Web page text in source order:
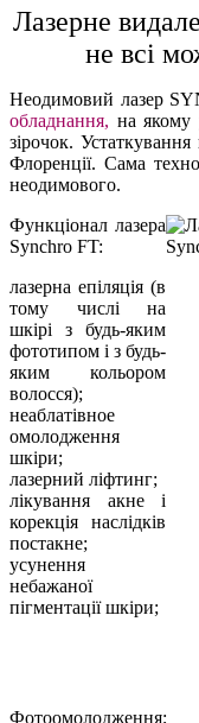
Лазерне
не всі
Неодимовий лазер
обладнання, на якому
зірочок.
Флоренції. Сама
неодимового.
Функціонал лазера
Synchro FT:
лазерна епіляція (в
тому числі на
шкірі з будь-яким
фототипом і з будь-
яким кольором
волосся);
неаблатівное
омолодження
шкіри;
лазерний ліфтинг;
лікування акне і
корекція наслідків
постакне;
усунення
небажаної
пігментації шкіри;
Фотоомолодження;